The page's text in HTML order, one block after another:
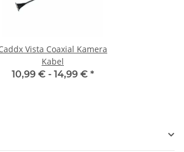
Vista Coaxial Kamera
Kabel
10,99 € - 14,99 € *